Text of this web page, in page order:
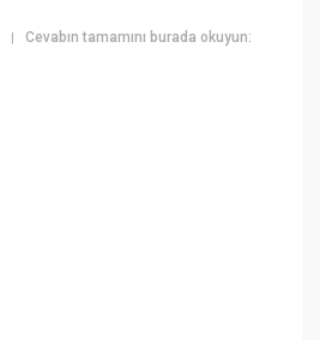
|Cevabın tamamını burada okuyun: